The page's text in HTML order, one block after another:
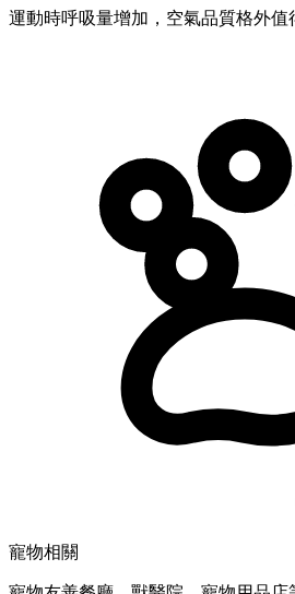
運動時呼吸量增加，空氣品質格外值
寵物相關